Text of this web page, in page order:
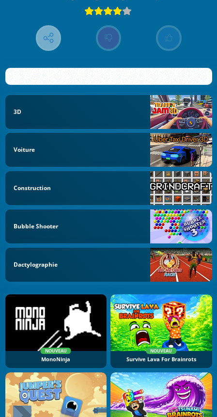
3D
Voiture
Construction
Bubble Shooter
Dactylographie
NOUVEAU
MonoNinja
NOUVEAU
Survive Lava For Brainrots